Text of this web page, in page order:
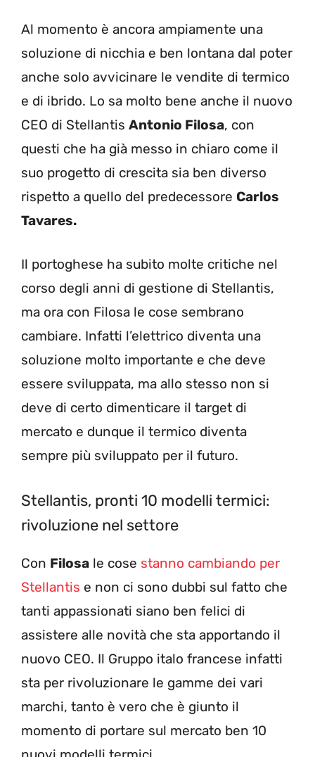
Al momento è ancora ampiamente una
soluzione di nicchia e ben lontana dal poter
anche solo avvicinare le vendite di termico
e di ibrido. Lo sa molto bene anche il nuovo
CEO di Stellantis Antonio Filosa, con
questi che ha già messo in chiaro come il
suo progetto di crescita sia ben diverso
rispetto a quello del predecessore Carlos
Tavares.
Il portoghese ha subito molte critiche nel
corso degli anni di gestione di Stellantis,
ma ora con Filosa le cose sembrano
cambiare. Infatti l’elettrico diventa una
soluzione molto importante e che deve
essere sviluppata, ma allo stesso non si
deve di certo dimenticare il target di
mercato e dunque il termico diventa
sempre più sviluppato per il futuro.
Stellantis, pronti 10 modelli termici:
rivoluzione nel settore
Con Filosa le cose stanno cambiando per
Stellantis e non ci sono dubbi sul fatto che
tanti appassionati siano ben felici di
assistere alle novità che sta apportando il
nuovo CEO. Il Gruppo italo francese infatti
sta per rivoluzionare le gamme dei vari
marchi, tanto è vero che è giunto il
momento di portare sul mercato ben 10